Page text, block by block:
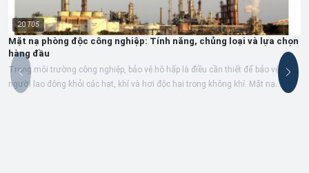
20T05
Mặt nạ phòng độc công nghiệp: Tính năng, chủng loại và lựa chọn
hàng đầu
Trong môi trường công nghiệp, bảo vệ hô hấp là điều cần thiết để bảo vệ
người lao động khỏi các hạt, khí và hơi độc hại trong không khí. Mặt nạ